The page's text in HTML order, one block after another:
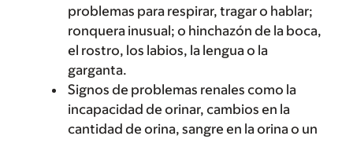
problemas para respirar, tragar o hablar;
ronquera inusual; o hinchazón de la boca,
el rostro, los labios, la lengua o la
garganta.
Signos de problemas renales como la
incapacidad de orinar, cambios en la
cantidad de orina, sangre en la orina o un